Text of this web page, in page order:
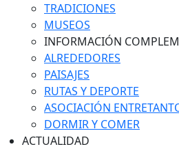
TRADICIONES
MUSEOS
INFORMACIÓN
ALREDEDORES
PAISAJES
RUTAS Y DEPORTE
ASOCIACIÓN
DORMIR Y COMER
ACTUALIDAD